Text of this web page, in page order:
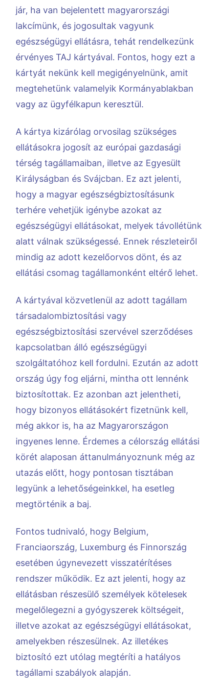
jár, ha van bejelentett magyarországi
lakcímünk, és jogosultak vagyunk
egészségügyi ellátásra, tehát rendelkezünk
érvényes TAJ kártyával. Fontos, hogy ezt a
kártyát nekünk kell megigényelnünk, amit
megtehetünk valamelyik Kormányablakban
vagy az ügyfélkapun keresztül.
A kártya kizárólag orvosilag szükséges
ellátásokra jogosít az európai gazdasági
térség tagállamaiban, illetve az Egyesült
Királyságban és Svájcban. Ez azt jelenti,
hogy a magyar egészségbiztosításunk
terhére vehetjük igénybe azokat az
egészségügyi ellátásokat, melyek távollétünk
alatt válnak szükségessé. Ennek részleteiről
mindig az adott kezelőorvos dönt, és az
ellátási csomag tagállamonként eltérő lehet.
A kártyával közvetlenül az adott tagállam
társadalombiztosítási vagy
egészségbiztosítási szervével szerződéses
kapcsolatban álló egészségügyi
szolgáltatóhoz kell fordulni. Ezután az adott
ország úgy fog eljárni, mintha ott lennénk
biztosítottak. Ez azonban azt jelentheti,
hogy bizonyos ellátásokért fizetnünk kell,
még akkor is, ha az Magyarországon
ingyenes lenne. Érdemes a célország ellátási
körét alaposan áttanulmányoznunk még az
utazás előtt, hogy pontosan tisztában
legyünk a lehetőségeinkkel, ha esetleg
megtörténik a baj.
Fontos tudnivaló, hogy Belgium,
Franciaország, Luxemburg és Finnország
esetében úgynevezett visszatérítéses
rendszer működik. Ez azt jelenti, hogy az
ellátásban részesülő személyek kötelesek
megelőlegezni a gyógyszerek költségeit,
illetve azokat az egészségügyi ellátásokat,
amelyekben részesülnek. Az illetékes
biztosító ezt utólag megtéríti a hatályos
tagállami szabályok alapján.